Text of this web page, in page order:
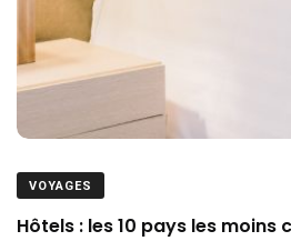
VOYAGES
Hôtels : les 10 pays les moins